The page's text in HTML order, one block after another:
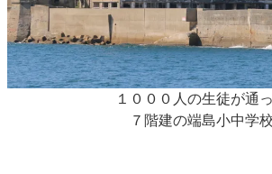
１０００人の生徒が通
７階建の端島小中学校